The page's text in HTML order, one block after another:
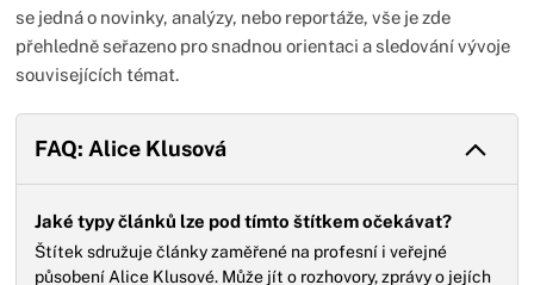
se jedná o novinky, analýzy, nebo reportáže, vše je zde
přehledně seřazeno pro snadnou orientaci a sledování vývoje
souvisejících témat.
FAQ: Alice Klusová
Jaké typy článků lze pod tímto štítkem očekávat?
Štítek sdružuje články zaměřené na profesní i veřejné
působení Alice Klusové. Může jít o rozhovory, zprávy o jejích